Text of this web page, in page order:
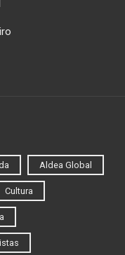
Aldea Global
Cultura